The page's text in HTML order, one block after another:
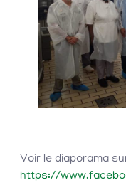
Voir le diaporama
https://